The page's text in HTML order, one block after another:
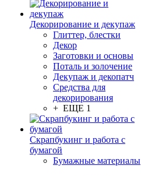
Декорирование и декупаж
Глиттер, блестки
Декор
Заготовки и основы
Поталь и золочение
Декупаж и декопатч
Средства для
декорирования
+ ЕЩЕ 1
Скрапбукинг и работа с
бумагой
Бумажные материалы